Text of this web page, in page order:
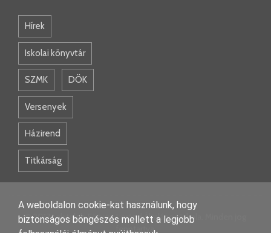
A weboldalon cookie-kat használunk, hogy
biztonságos böngészés mellett a legjobb
Hírek
Iskolai könyvtár
SZMK DÖK
Versenyek
Házirend
Titkárság
© 2017 Lakiteleki Eötvös Loránd Általános Iskola. Minden jog
fenntartva.